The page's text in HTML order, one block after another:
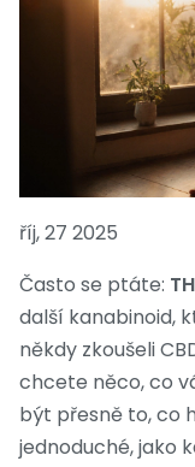
říj, 27 2025
Často se ptáte:
další kanabinoid,
někdy zkoušeli
chcete něco, co
být přesně to, co
jednoduché, jako